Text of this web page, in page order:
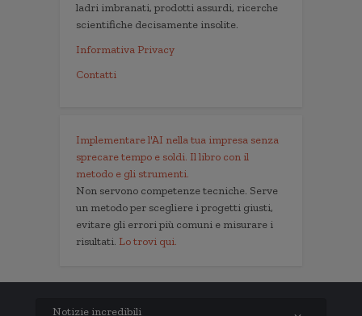
ladri imbranati, prodotti assurdi, ricerche
scientifiche decisamente insolite.
Informativa Privacy
Contatti
Implementare l'AI nella tua impresa senza
sprecare tempo e soldi. Il libro con il
metodo e gli strumenti.
Non servono competenze tecniche. Serve
un metodo per scegliere i progetti giusti,
evitare gli errori più comuni e misurare i
risultati. Lo trovi qui.
Notizie incredibili